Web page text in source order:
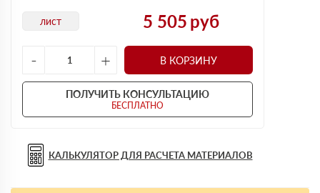
лист 5 505 руб
-
+ В КОРЗИНУ
ПОЛУЧИТЬ КОНСУЛЬТАЦИЮ
БЕСПЛАТНО
КАЛЬКУЛЯТОР ДЛЯ РАСЧЕТА МАТЕРИАЛОВ